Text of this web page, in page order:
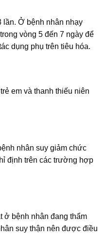
lần. Ở bệnh nhân nhạy
vòng 5 đến 7 ngày để
dụng phụ trên tiêu hóa.
em và thanh thiếu niên
nhân suy giảm chức
định trên các trường hợp
ở bệnh nhân đang thẩm
suy thận nên được điều